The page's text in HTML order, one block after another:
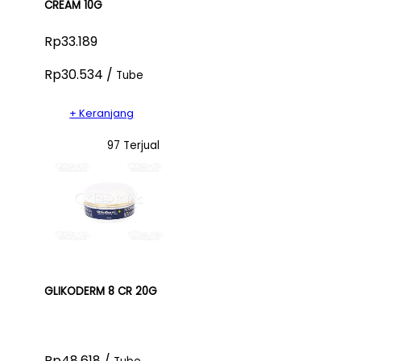
CREAM 10G
Rp33.189
Rp30.534 / Tube
+ Keranjang
97 Terjual
GLIKODERM 8 CR 20G